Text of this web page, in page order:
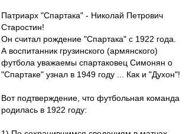
Патриарх "Спартака" - Николай Петрович
Старостин!
Он считал рождение "Спартака" с 1922 года.
А воспитанник грузинского (армянского)
футбола уважаемы спартаковец Симонян о
"Спартаке" узнал в 1949 году ... Как и "Духон"!
Вот подтверждение, что футбольная команда
родилась в 1922 году: